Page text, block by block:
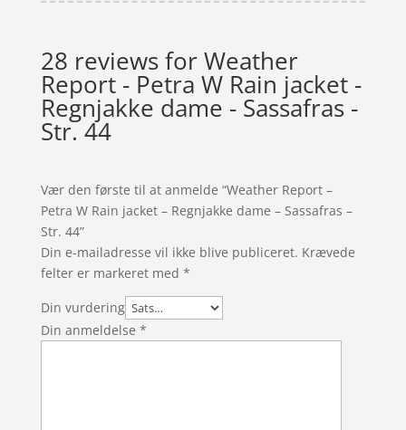
28 reviews forWeather
Report - Petra W Rain jacket -
Regnjakke dame - Sassafras -
Str. 44
Vær den første til at anmelde “Weather Report –
Petra W Rain jacket – Regnjakke dame – Sassafras –
Str. 44”
Din e-mailadresse vil ikke blive publiceret. Krævede
felter er markeret med *
Din vurdering
Din anmeldelse *